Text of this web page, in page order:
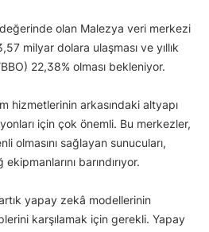
olan Malezya veri merkezi
milyar dolara ulaşması ve yıllık
22,38% olması bekleniyor.
hizmetlerinin arkasındaki altyapı
için çok önemli. Bu merkezler,
olmasını sağlayan sunucuları,
barındırıyor.
yapay zekâ modellerinin
karşılamak için gerekli. Yapay